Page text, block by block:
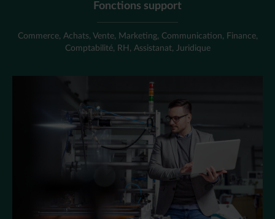
Fonctions support
Commerce, Achats, Vente, Marketing, Communication, Finance,
Comptabilité, RH, Assistanat, Juridique